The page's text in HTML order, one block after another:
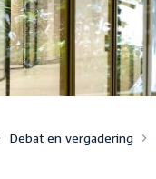
Debat en vergadering